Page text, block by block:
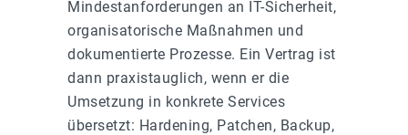
Mindestanforderungen an IT-Sicherheit,
organisatorische Maßnahmen und
dokumentierte Prozesse. Ein Vertrag ist
dann praxistauglich, wenn er die
Umsetzung in konkrete Services
übersetzt: Hardening, Patchen, Backup,